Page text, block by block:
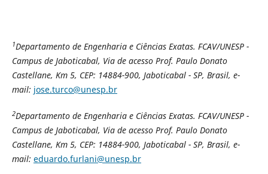
1Departamento de Engenharia e Ciências Exatas. FCAV/UNESP -
Campus de Jaboticabal, Via de acesso Prof. Paulo Donato
Castellane, Km 5, CEP: 14884-900, Jaboticabal - SP, Brasil, e-
mail: jose.turco@unesp.br
2Departamento de Engenharia e Ciências Exatas. FCAV/UNESP -
Campus de Jaboticabal, Via de acesso Prof. Paulo Donato
Castellane, Km 5, CEP: 14884-900, Jaboticabal - SP, Brasil, e-
mail: eduardo.furlani@unesp.br